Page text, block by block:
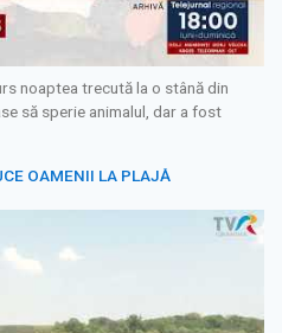
noaptea trecută la o stână din
să sperie animalul, dar a fost
OAMENII LA PLAJĂ